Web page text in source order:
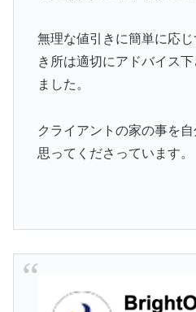
無理な値引きに簡単に応
き所は適切にアドバイス
ました。
クライアントの家の事を
思ってくださっています。